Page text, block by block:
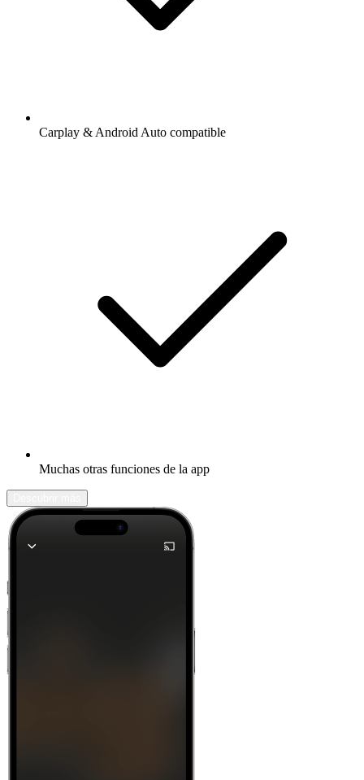
Carplay & Android Auto compatible
Muchas otras funciones de la app